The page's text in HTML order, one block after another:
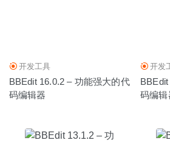
开发工具
BBEdit 16.0.2 – 功能强大的代
码编辑器
开发
码编辑